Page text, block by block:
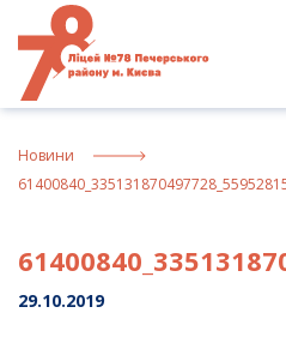
content
Новини
29.10.2019